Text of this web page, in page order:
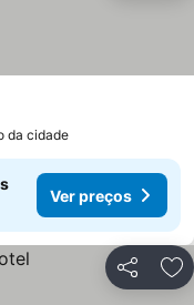
da cidade
Ver preços
Partilhar